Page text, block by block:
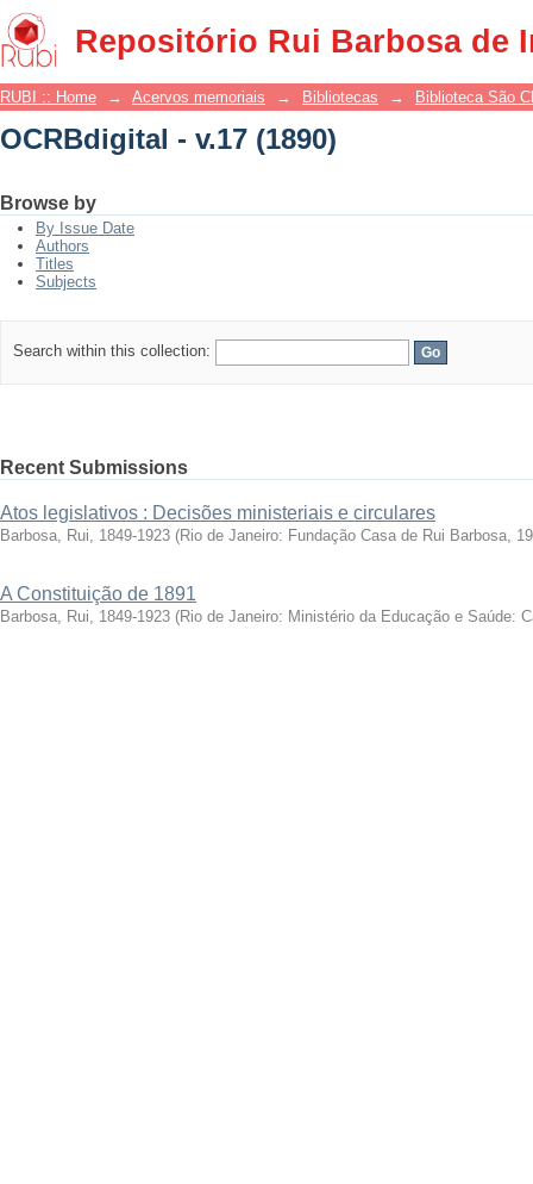
Repositório Rui Barbosa de
OCRBdigital - v.17 (1890)
RUBI :: Home → Acervos memoriais → Bibliotecas → Biblioteca São
OCRBdigital - v.17 (1890)
Browse by
By Issue Date
Authors
Titles
Subjects
Search within this collection:
Recent Submissions
Atos legislativos : Decisões ministeriais e circulares
Barbosa, Rui, 1849-1923 (Rio de Janeiro: Fundação Casa de Rui Barbosa,
A Constituição de 1891
Barbosa, Rui, 1849-1923 (Rio de Janeiro: Ministério da Educação e Saúde: